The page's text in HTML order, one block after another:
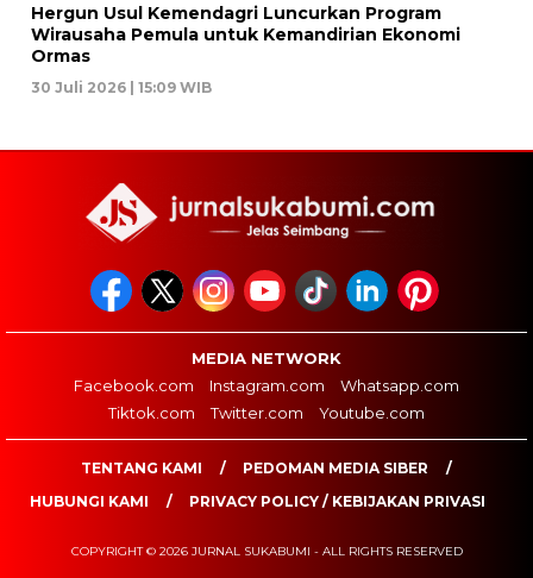
Hergun Usul Kemendagri Luncurkan Program
Wirausaha Pemula untuk Kemandirian Ekonomi
Ormas
30 Juli 2026 | 15:09 WIB
MEDIA NETWORK
Facebook.com
Instagram.com
Whatsapp.com
Tiktok.com
Twitter.com Youtube.com
TENTANG KAMI
PEDOMAN MEDIA SIBER
HUBUNGI KAMI
PRIVACY POLICY / KEBIJAKAN PRIVASI
COPYRIGHT © 2026 JURNAL SUKABUMI - ALL RIGHTS RESERVED